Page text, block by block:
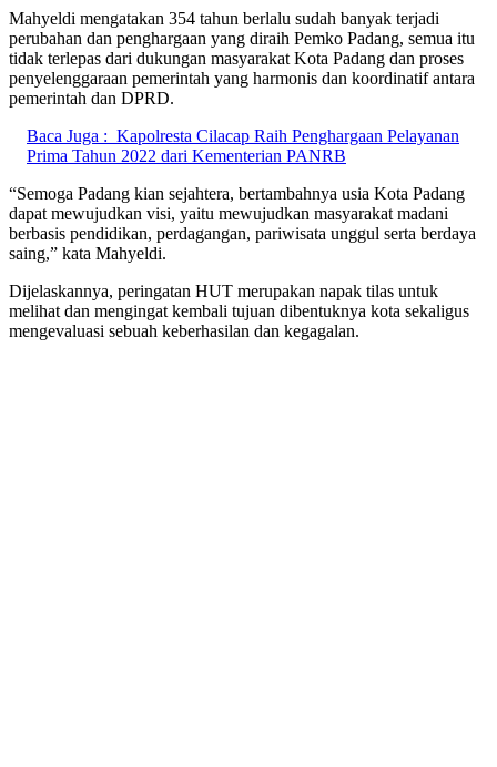
Mahyeldi mengatakan 354 tahun berlalu sudah banyak terjadi
perubahan dan penghargaan yang diraih Pemko Padang, semua itu
tidak terlepas dari dukungan masyarakat Kota Padang dan proses
penyelenggaraan pemerintah yang harmonis dan koordinatif antara
pemerintah dan DPRD.
Baca Juga : Kapolresta Cilacap Raih Penghargaan Pelayanan
Prima Tahun 2022 dari Kementerian PANRB
“Semoga Padang kian sejahtera, bertambahnya usia Kota Padang
dapat mewujudkan visi, yaitu mewujudkan masyarakat madani
berbasis pendidikan, perdagangan, pariwisata unggul serta berdaya
saing,” kata Mahyeldi.
Dijelaskannya, peringatan HUT merupakan napak tilas untuk
melihat dan mengingat kembali tujuan dibentuknya kota sekaligus
mengevaluasi sebuah keberhasilan dan kegagalan.